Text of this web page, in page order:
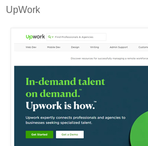
UpWork